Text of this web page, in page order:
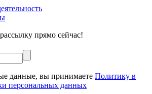
прямо сейчас!
данные, вы принимаете Политику в
персональных данных